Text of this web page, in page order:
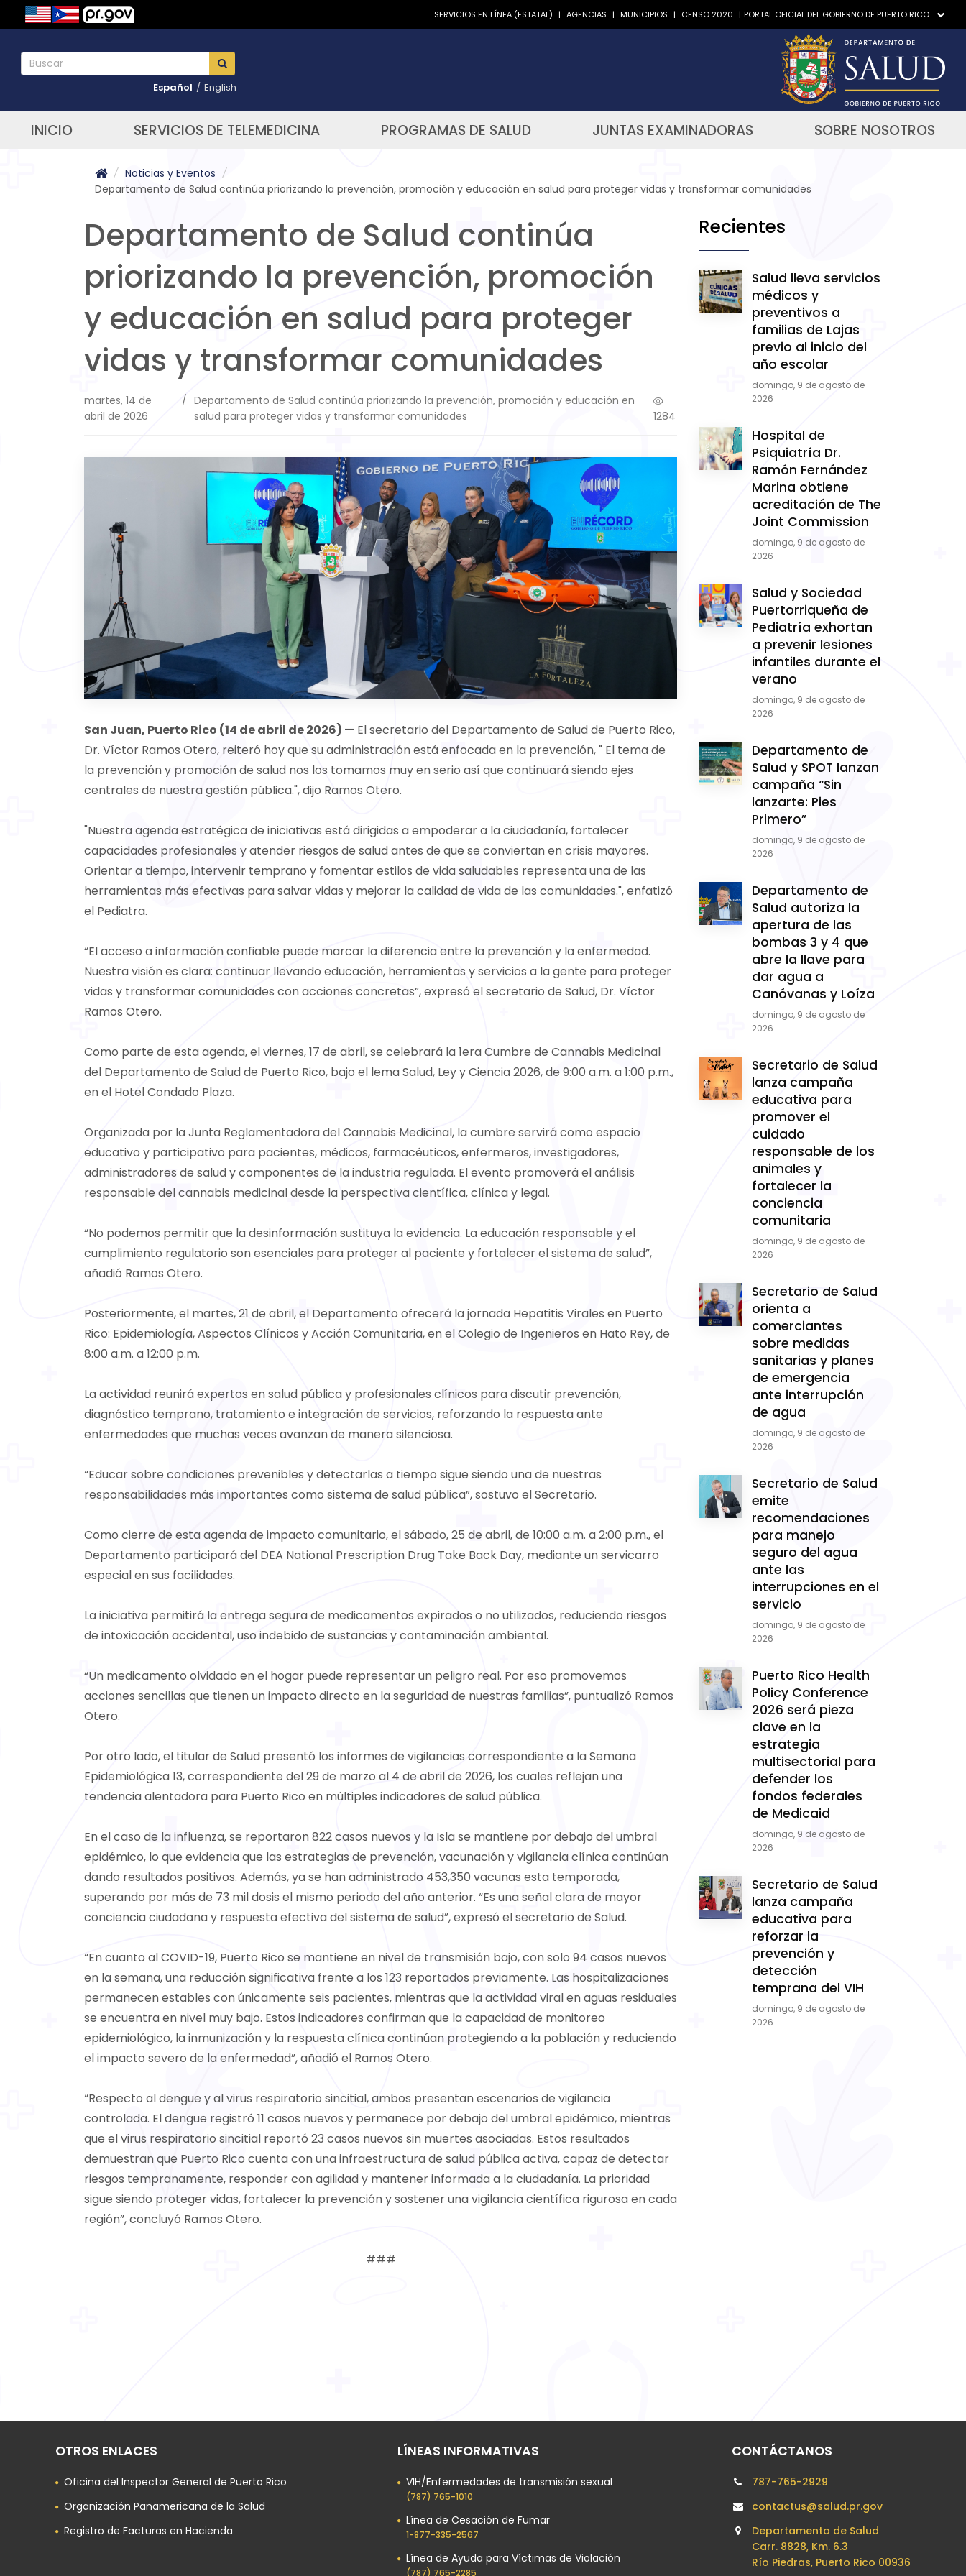
SERVICIOS EN LÍNEA (ESTATAL) | AGENCIAS | MUNICIPIOS | CENSO 2020 | PORTAL OFICIAL DEL GOBIERNO DE PUERTO RICO.
Español / English
INICIO SERVICIOS DE TELEMEDICINA PROGRAMAS DE SALUD JUNTAS EXAMINADORAS SOBRE NOSOTROS
/ Noticias y Eventos /
Departamento de Salud continúa priorizando la prevención, promoción y educación en salud para proteger vidas y transformar comunidades
Departamento de Salud continúa
priorizando la prevención, promoción
y educación en salud para proteger
vidas y transformar comunidades
martes, 14 de
abril de 2026
/ Departamento de Salud continúa priorizando la prevención, promoción y educación en
salud para proteger vidas y transformar comunidades
1284
San Juan, Puerto Rico (14 de abril de 2026) — El secretario del Departamento de Salud de Puerto Rico,
Dr. Víctor Ramos Otero, reiteró hoy que su administración está enfocada en la prevención, " El tema de
la prevención y promoción de salud nos los tomamos muy en serio así que continuará siendo ejes
centrales de nuestra gestión pública.", dijo Ramos Otero.
"Nuestra agenda estratégica de iniciativas está dirigidas a empoderar a la ciudadanía, fortalecer
capacidades profesionales y atender riesgos de salud antes de que se conviertan en crisis mayores.
Orientar a tiempo, intervenir temprano y fomentar estilos de vida saludables representa una de las
herramientas más efectivas para salvar vidas y mejorar la calidad de vida de las comunidades.", enfatizó
el Pediatra.
“El acceso a información confiable puede marcar la diferencia entre la prevención y la enfermedad.
Nuestra visión es clara: continuar llevando educación, herramientas y servicios a la gente para proteger
vidas y transformar comunidades con acciones concretas”, expresó el secretario de Salud, Dr. Víctor
Ramos Otero.
Como parte de esta agenda, el viernes, 17 de abril, se celebrará la 1era Cumbre de Cannabis Medicinal
del Departamento de Salud de Puerto Rico, bajo el lema Salud, Ley y Ciencia 2026, de 9:00 a.m. a 1:00 p.m.,
en el Hotel Condado Plaza.
Organizada por la Junta Reglamentadora del Cannabis Medicinal, la cumbre servirá como espacio
educativo y participativo para pacientes, médicos, farmacéuticos, enfermeros, investigadores,
administradores de salud y componentes de la industria regulada. El evento promoverá el análisis
responsable del cannabis medicinal desde la perspectiva científica, clínica y legal.
“No podemos permitir que la desinformación sustituya la evidencia. La educación responsable y el
cumplimiento regulatorio son esenciales para proteger al paciente y fortalecer el sistema de salud”,
añadió Ramos Otero.
Posteriormente, el martes, 21 de abril, el Departamento ofrecerá la jornada Hepatitis Virales en Puerto
Rico: Epidemiología, Aspectos Clínicos y Acción Comunitaria, en el Colegio de Ingenieros en Hato Rey, de
8:00 a.m. a 12:00 p.m.
La actividad reunirá expertos en salud pública y profesionales clínicos para discutir prevención,
diagnóstico temprano, tratamiento e integración de servicios, reforzando la respuesta ante
enfermedades que muchas veces avanzan de manera silenciosa.
“Educar sobre condiciones prevenibles y detectarlas a tiempo sigue siendo una de nuestras
responsabilidades más importantes como sistema de salud pública”, sostuvo el Secretario.
Como cierre de esta agenda de impacto comunitario, el sábado, 25 de abril, de 10:00 a.m. a 2:00 p.m., el
Departamento participará del DEA National Prescription Drug Take Back Day, mediante un servicarro
especial en sus facilidades.
La iniciativa permitirá la entrega segura de medicamentos expirados o no utilizados, reduciendo riesgos
de intoxicación accidental, uso indebido de sustancias y contaminación ambiental.
“Un medicamento olvidado en el hogar puede representar un peligro real. Por eso promovemos
acciones sencillas que tienen un impacto directo en la seguridad de nuestras familias”, puntualizó Ramos
Otero.
Por otro lado, el titular de Salud presentó los informes de vigilancias correspondiente a la Semana
Epidemiológica 13, correspondiente del 29 de marzo al 4 de abril de 2026, los cuales reflejan una
tendencia alentadora para Puerto Rico en múltiples indicadores de salud pública.
En el caso de la influenza, se reportaron 822 casos nuevos y la Isla se mantiene por debajo del umbral
epidémico, lo que evidencia que las estrategias de prevención, vacunación y vigilancia clínica continúan
dando resultados positivos. Además, ya se han administrado 453,350 vacunas esta temporada,
superando por más de 73 mil dosis el mismo periodo del año anterior. “Es una señal clara de mayor
conciencia ciudadana y respuesta efectiva del sistema de salud”, expresó el secretario de Salud.
“En cuanto al COVID-19, Puerto Rico se mantiene en nivel de transmisión bajo, con solo 94 casos nuevos
en la semana, una reducción significativa frente a los 123 reportados previamente. Las hospitalizaciones
permanecen estables con únicamente seis pacientes, mientras que la actividad viral en aguas residuales
se encuentra en nivel muy bajo. Estos indicadores confirman que la capacidad de monitoreo
epidemiológico, la inmunización y la respuesta clínica continúan protegiendo a la población y reduciendo
el impacto severo de la enfermedad”, añadió el Ramos Otero.
“Respecto al dengue y al virus respiratorio sincitial, ambos presentan escenarios de vigilancia
controlada. El dengue registró 11 casos nuevos y permanece por debajo del umbral epidémico, mientras
que el virus respiratorio sincitial reportó 23 casos nuevos sin muertes asociadas. Estos resultados
demuestran que Puerto Rico cuenta con una infraestructura de salud pública activa, capaz de detectar
riesgos tempranamente, responder con agilidad y mantener informada a la ciudadanía. La prioridad
sigue siendo proteger vidas, fortalecer la prevención y sostener una vigilancia científica rigurosa en cada
región”, concluyó Ramos Otero.
###
Recientes
Salud lleva servicios
médicos y
preventivos a
familias de Lajas
previo al inicio del
año escolar
domingo, 9 de agosto de
2026
Hospital de
Psiquiatría Dr.
Ramón Fernández
Marina obtiene
acreditación de The
Joint Commission
domingo, 9 de agosto de
2026
Salud y Sociedad
Puertorriqueña de
Pediatría exhortan
a prevenir lesiones
infantiles durante el
verano
domingo, 9 de agosto de
2026
Departamento de
Salud y SPOT lanzan
campaña “Sin
lanzarte: Pies
Primero”
domingo, 9 de agosto de
2026
Departamento de
Salud autoriza la
apertura de las
bombas 3 y 4 que
abre la llave para
dar agua a
Canóvanas y Loíza
domingo, 9 de agosto de
2026
Secretario de Salud
lanza campaña
educativa para
promover el
cuidado
responsable de los
animales y
fortalecer la
conciencia
comunitaria
domingo, 9 de agosto de
2026
Secretario de Salud
orienta a
comerciantes
sobre medidas
sanitarias y planes
de emergencia
ante interrupción
de agua
domingo, 9 de agosto de
2026
Secretario de Salud
emite
recomendaciones
para manejo
seguro del agua
ante las
interrupciones en el
servicio
domingo, 9 de agosto de
2026
Puerto Rico Health
Policy Conference
2026 será pieza
clave en la
estrategia
multisectorial para
defender los
fondos federales
de Medicaid
domingo, 9 de agosto de
2026
Secretario de Salud
lanza campaña
educativa para
reforzar la
prevención y
detección
temprana del VIH
domingo, 9 de agosto de
2026
OTROS ENLACES
Oficina del Inspector General de Puerto Rico
Organización Panamericana de la Salud
Registro de Facturas en Hacienda
LÍNEAS INFORMATIVAS
VIH/Enfermedades de transmisión sexual
(787) 765-1010
Línea de Cesación de Fumar
1-877-335-2567
Línea de Ayuda para Víctimas de Violación
(787) 765-2285
CONTÁCTANOS
787-765-2929
contactus@salud.pr.gov
Departamento de Salud
Carr. 8828, Km. 6.3
Río Piedras, Puerto Rico 00936